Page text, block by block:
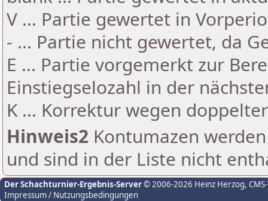
V ... Partie gewertet in
- ... Partie nicht gewertet, da
E ... Partie vorgemerkt zur
Einstiegselozahl in der
K ... Korrektur wegen
Hinweis2 Kontumazen
und sind in der Liste nicht
Der Schachturnier-Ergebnis-Server© 2006-2026 Heinz Herzog,
Impressum / Nutzungsbedingungen